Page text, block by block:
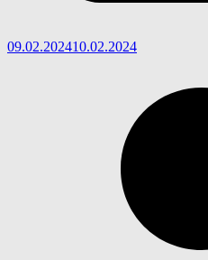
09.02.202410.02.2024